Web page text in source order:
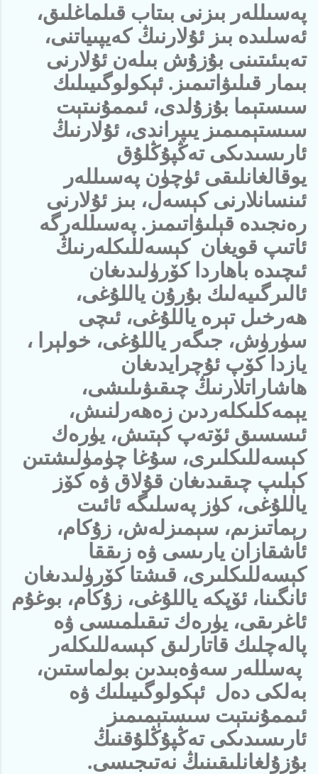
پەسىللەر بىزنى بىتاب قىلماغلىق،
ئەسلىدە بىز ئۇلارنىڭ كەيپىياتنى،
تەبىئىتىنى بۇزۇش بىلەن ئۇلارنى
بىمار قىلىۋاتىمىز. ئېكولوگىيىلىك
سىستېما بۇزۇلدى، ئىممۇنىتېت
سىستېمىمىز يىپراندى، ئۇلارنىڭ
ئارىسىدىكى تەڭپۇڭلۇق
يوقالغانلىقى ئۈچۈن پەسىللەر
ئىنسانلارنى كېسەل، بىز ئۇلارنى
رەنجىدە قېلىۋاتىمىز. پەسىللەرگە
ئاتىپ قويغان كېسەللىكلەرنىڭ
ئىچىدە باھاردا كۆرۈلىدىغان
ئالىرگىيەلىك بۇرۇن ياللۇغى،
ھەرخىل تېرە ياللۇغى، ئىچى
سۈرۈش، جىگەر ياللۇغى، خولېرا ،
يازدا كۆپ ئۇچرايدىغان
ھاشاراتلارنىڭ چىقىۋىلىشى،
يېمەكلىكلەردىن زەھەرلنىش،
ئىسسىق ئۆتەپ كېتىش، يۈرەك
كېسەللىكلىرى، سۇغا چۈمۈلىشتىن
كېلىپ چىقىدىغان قۇلاق ۋە كۆز
ياللۇغى، كۈز پەسلىگە ئائىت
رېماتىزىم، سېمىزلەش، زۇكام،
ئاشقازان يارىسى ۋە زىققا
كېسەللىكلىرى، قىشتا كۆرۈلىدىغان
ئانگىنا، ئۆپكە ياللۇغى، زۇكام، بوغۇم
ئاغرىقى، يۈرەك تىقىلمىسى ۋە
پالەچلىك قاتارلىق كېسەللىكلەر
پەسللەر سەۋەبىدىن بولماستىن،
بەلكى دەل ئېكولوگىيىلىك ۋە
ئىممۇنىتېت سىستېمىمىز
ئارىسىدىكى تەڭپۇڭلۇقنىڭ
بۇزۇلغانلىقىنىڭ نەتىجىسى.